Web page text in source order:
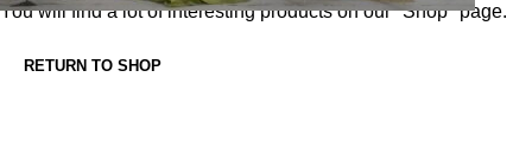
You will find a lot of interesting products on our "Shop" page.
RETURN TO SHOP